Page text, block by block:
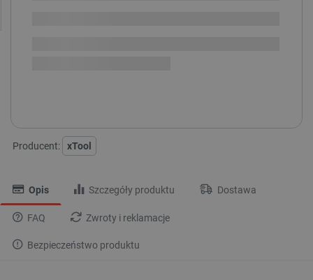
Producent: xTool
Opis Szczegóły produktu Dostawa
FAQ Zwroty i reklamacje
Bezpieczeństwo produktu